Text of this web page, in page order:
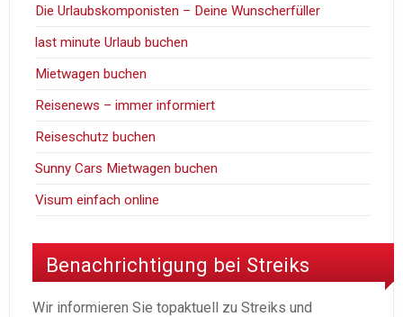
Die Urlaubskomponisten – Deine Wunscherfüller
last minute Urlaub buchen
Mietwagen buchen
Reisenews – immer informiert
Reiseschutz buchen
Sunny Cars Mietwagen buchen
Visum einfach online
Benachrichtigung bei Streiks
Wir informieren Sie topaktuell zu Streiks und